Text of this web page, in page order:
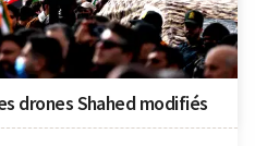
drones Shahed modifiés